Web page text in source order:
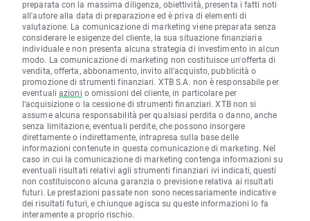
preparata con la massima diligenza, obiettività, presenta i fatti noti
all'autore alla data di preparazione ed è priva di elementi di
valutazione. La comunicazione di marketing viene preparata senza
considerare le esigenze del cliente, la sua situazione finanziaria
individuale e non presenta alcuna strategia di investimento in alcun
modo. La comunicazione di marketing non costituisce un'offerta di
vendita, offerta, abbonamento, invito all'acquisto, pubblicità o
promozione di strumenti finanziari. XTB S.A. non è responsabile per
eventuali azioni o omissioni del cliente, in particolare per
l'acquisizione o la cessione di strumenti finanziari. XTB non si
assume alcuna responsabilità per qualsiasi perdita o danno, anche
senza limitazione, eventuali perdite, che possono insorgere
direttamente o indirettamente, intrapresa sulla base delle
informazioni contenute in questa comunicazione di marketing. Nel
caso in cui la comunicazione di marketing contenga informazioni su
eventuali risultati relativi agli strumenti finanziari ivi indicati, questi
non costituiscono alcuna garanzia o previsione relativa ai risultati
futuri. Le prestazioni passate non sono necessariamente indicative
dei risultati futuri, e chiunque agisca su queste informazioni lo fa
interamente a proprio rischio.